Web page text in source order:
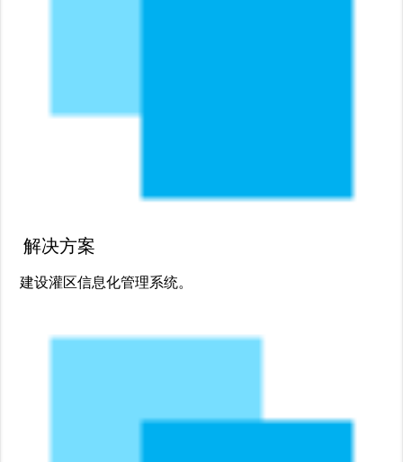
解决方案
建设灌区信息化管理系统。